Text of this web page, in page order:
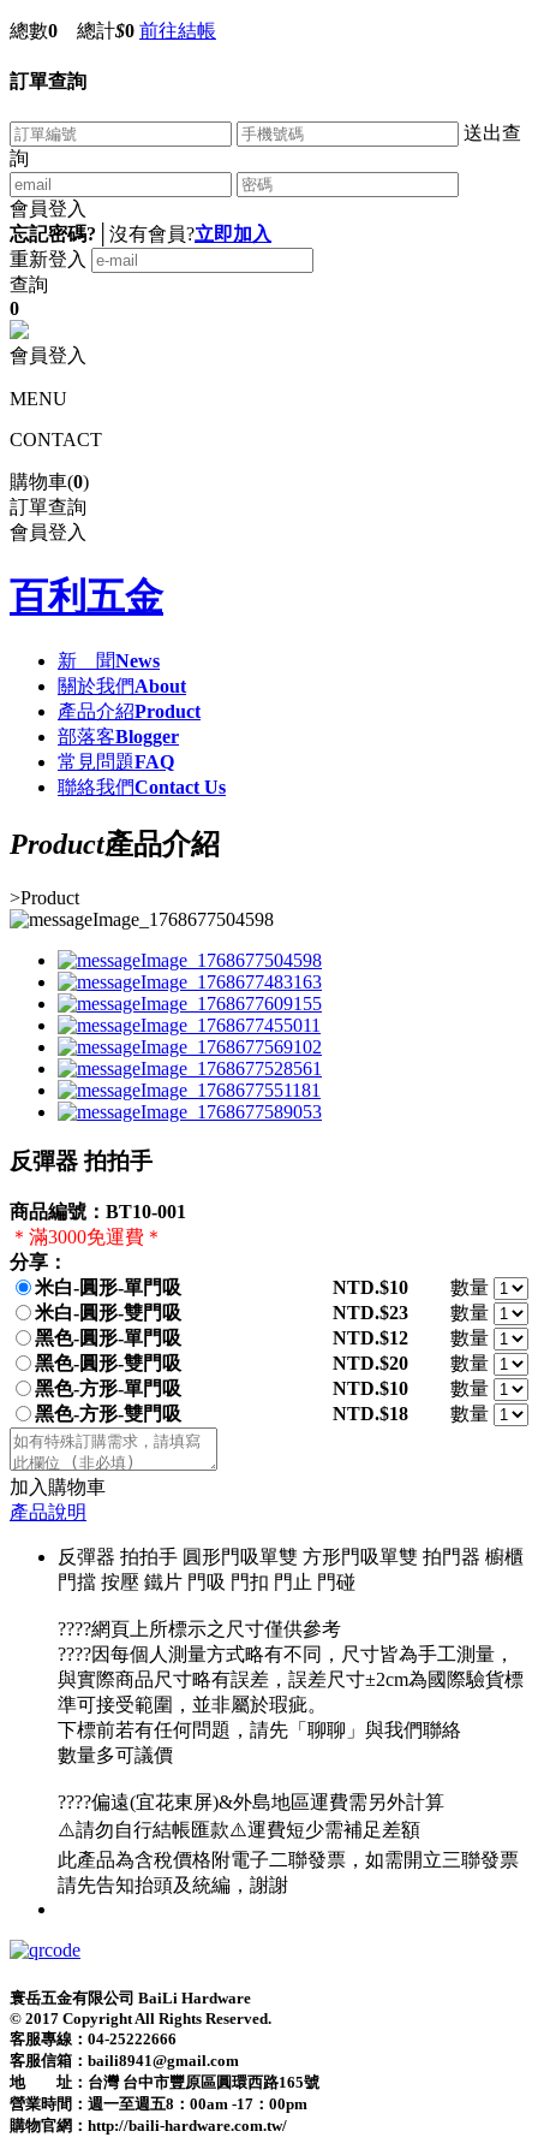
總數0 總計$0 前往結帳
訂單查詢
送出查
詢
會員登入
忘記密碼?
沒有會員?立即加入
重新登入
查詢
0
會員登入
MENU
CONTACT
購物車(0)
訂單查詢
會員登入
百利五金
新 聞News
關於我們About
產品介紹Product
部落客Blogger
常見問題FAQ
聯絡我們Contact Us
Product產品介紹
>Product
反彈器 拍拍手
商品編號：BT10-001
＊滿3000免運費＊
分享：
米白-圓形-單門吸
NTD.$10
數量
米白-圓形-雙門吸
NTD.$23
數量
黑色-圓形-單門吸
NTD.$12
數量
黑色-圓形-雙門吸
NTD.$20
數量
黑色-方形-單門吸
NTD.$10
數量
黑色-方形-雙門吸
NTD.$18 數量
加入購物車
產品說明
反彈器 拍拍手 圓形門吸單雙 方形門吸單雙 拍門器 櫥櫃
門擋 按壓 鐵片 門吸 門扣 門止 門碰
????網頁上所標示之尺寸僅供參考
????因每個人測量方式略有不同，尺寸皆為手工測量，
與實際商品尺寸略有誤差，誤差尺寸±2cm為國際驗貨標
準可接受範圍，並非屬於瑕疵。
下標前若有任何問題，請先「聊聊」與我們聯絡
數量多可議價
????偏遠(宜花東屏)&外島地區運費需另外計算
⚠️請勿自行結帳匯款⚠️運費短少需補足差額
此產品為含稅價格附電子二聯發票，如需開立三聯發票
請先告知抬頭及統編，謝謝
寰岳五金有限公司 BaiLi Hardware
© 2017 Copyright All Rights Reserved.
客服專線：04-25222666
客服信箱：baili8941@gmail.com
地 址：台灣 台中市豐原區圓環西路165號
營業時間： 週一至週五8：00am -17：00pm
購物官網：http://baili-hardware.com.tw/